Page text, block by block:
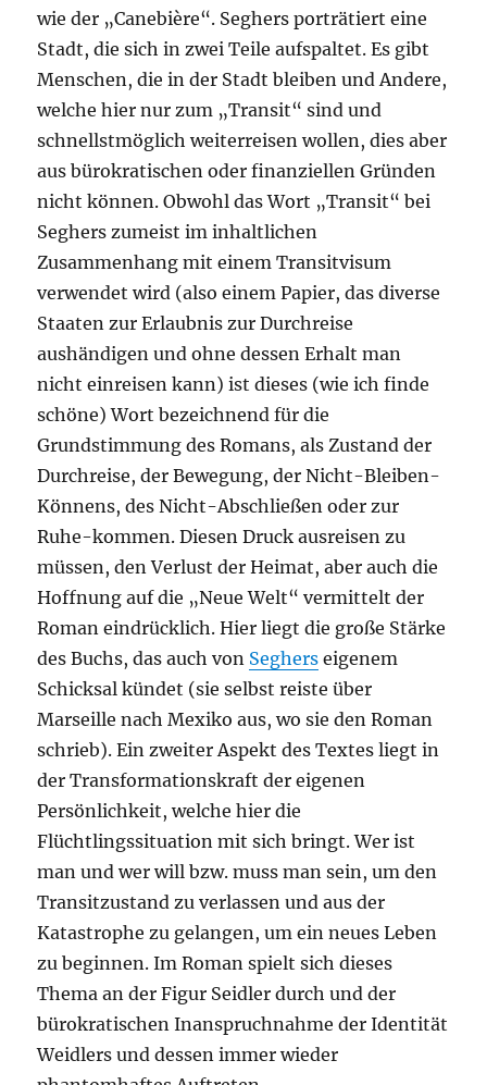
wie der „Canebière“. Seghers porträtiert eine
Stadt, die sich in zwei Teile aufspaltet. Es gibt
Menschen, die in der Stadt bleiben und Andere,
welche hier nur zum „Transit“ sind und
schnellstmöglich weiterreisen wollen, dies aber
aus bürokratischen oder finanziellen Gründen
nicht können. Obwohl das Wort „Transit“ bei
Seghers zumeist im inhaltlichen
Zusammenhang mit einem Transitvisum
verwendet wird (also einem Papier, das diverse
Staaten zur Erlaubnis zur Durchreise
aushändigen und ohne dessen Erhalt man
nicht einreisen kann) ist dieses (wie ich finde
schöne) Wort bezeichnend für die
Grundstimmung des Romans, als Zustand der
Durchreise, der Bewegung, der Nicht-Bleiben-
Könnens, des Nicht-Abschließen oder zur
Ruhe-kommen. Diesen Druck ausreisen zu
müssen, den Verlust der Heimat, aber auch die
Hoffnung auf die „Neue Welt“ vermittelt der
Roman eindrücklich. Hier liegt die große Stärke
des Buchs, das auch von Seghers eigenem
Schicksal kündet (sie selbst reiste über
Marseille nach Mexiko aus, wo sie den Roman
schrieb). Ein zweiter Aspekt des Textes liegt in
der Transformationskraft der eigenen
Persönlichkeit, welche hier die
Flüchtlingssituation mit sich bringt. Wer ist
man und wer will bzw. muss man sein, um den
Transitzustand zu verlassen und aus der
Katastrophe zu gelangen, um ein neues Leben
zu beginnen. Im Roman spielt sich dieses
Thema an der Figur Seidler durch und der
bürokratischen Inanspruchnahme der Identität
Weidlers und dessen immer wieder